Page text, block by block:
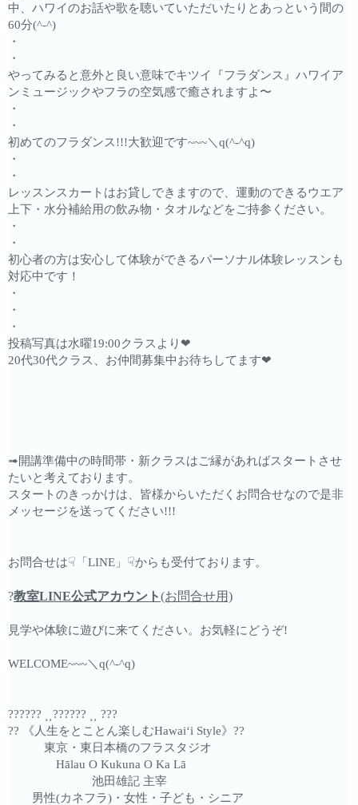
中、ハワイのお話や歌を聴いていただいたりとあっという間の
60分(^-^)
・
・
やってみると意外と良い意味でキツイ『フラダンス』ハワイア
ンミュージックやフラの空気感で癒されますよ〜
・
・
初めてのフラダンス!!!大歓迎です~~~＼q(^-^q)
・
・
レッスンスカートはお貸しできますので、運動のできるウエア
上下・水分補給用の飲み物・タオルなどをご持参ください。
・
・
初心者の方は安心して体験ができるパーソナル体験レッスンも
対応中です！
・
・
・
投稿写真は水曜19:00クラスより❤︎
20代30代クラス、お仲間募集中お待ちしてます❤︎
➟開講準備中の時間帯・新クラスはご縁があればスタートさせ
たいと考えております。
スタートのきっかけは、皆様からいただくお問合せなので是非
メッセージを送ってください!!!
お問合せは☟ 「LINE」 ☟からも受付ております。
?教室LINE公式アカウント(お問合せ用)
見学や体験に遊びに来てください。お気軽にどうぞ!
WELCOME~~~＼q(^-^q)
?????? ⸒⸒?????? ⸒⸒ ???
?? 《人生をとことん楽しむHawaiʻi Style》??
東京・東日本橋のフラスタジオ
Hālau O Kukuna O Ka Lā
池田雄記 主宰
男性(カネフラ)・女性・子ども・シニア